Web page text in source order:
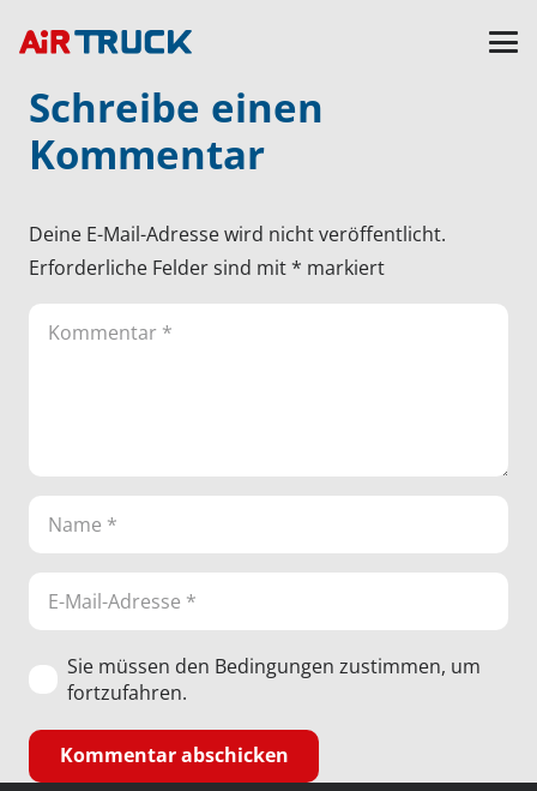
Schreibe einen
Kommentar
Deine E-Mail-Adresse wird nicht veröffentlicht.
Erforderliche Felder sind mit* markiert
Sie müssen den Bedingungen zustimmen, um
fortzufahren.
Kommentar abschicken